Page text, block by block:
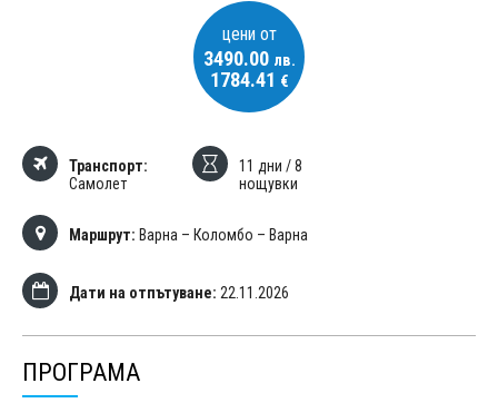
Транспорт:
Самолет
11 дни / 8
нощувки
Маршрут: Варна – Коломбо – Варна
Дати на отпътуване: 22.11.2026
цени от
3490.00 лв.
1784.41 €
ПРОГРАМА